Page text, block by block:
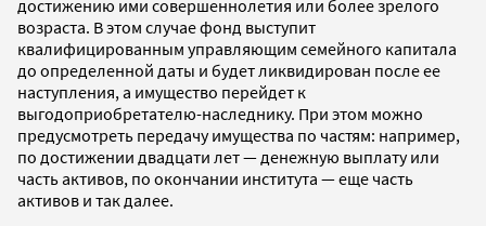
достижению ими совершеннолетия или более зрелого
возраста. В этом случае фонд выступит
квалифицированным управляющим семейного капитала
до определенной даты и будет ликвидирован после ее
наступления, а имущество перейдет к
выгодоприобретателю-наследнику. При этом можно
предусмотреть передачу имущества по частям: например,
по достижении двадцати лет — денежную выплату или
часть активов, по окончании института — еще часть
активов и так далее.